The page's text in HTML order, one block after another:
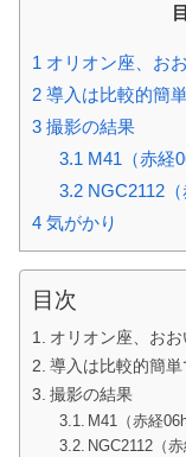
1 オリオン座、お
2 導入は比較的簡
3 撮影の結果
3.1 M41（赤経
3.2NGC2112（
4 気がかり
目次
オリオン座、お
導入は比較的簡
撮影の結果
M41（赤経
NGC2112（赤